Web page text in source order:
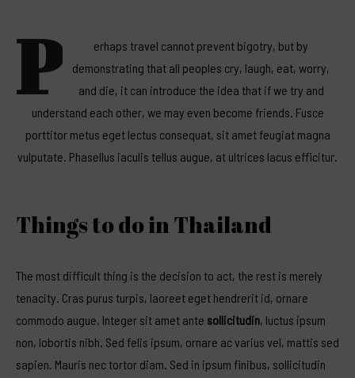
P
erhaps travel cannot prevent bigotry, but by
demonstrating that all peoples cry, laugh, eat, worry,
and die, it can introduce the idea that if we try and
understand each other, we may even become friends. Fusce
porttitor metus eget lectus consequat, sit amet feugiat magna
vulputate. Phasellus iaculis tellus augue, at ultrices lacus efficitur.
Things to do in Thailand
The most difficult thing is the decision to act, the rest is merely
tenacity. Cras purus turpis, laoreet eget hendrerit id, ornare
commodo augue. Integer sit amet ante sollicitudin, luctus ipsum
non, lobortis nibh. Sed felis ipsum, ornare ac varius vel, mattis sed
sapien. Mauris nec tortor diam. Sed in ipsum finibus, sollicitudin